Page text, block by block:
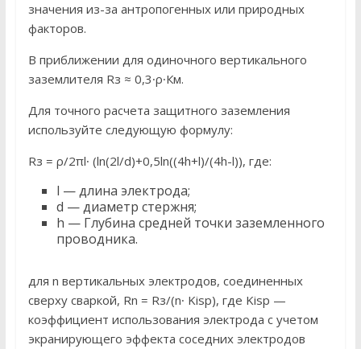
значения из-за антропогенных или природных
факторов.
В приближении для одиночного вертикального
заземлителя Rз ≈ 0,3∙ρ∙Км.
Для точного расчета защитного заземления
используйте следующую формулу:
Rз = ρ/2πl∙ (ln(2l/d)+0,5ln((4h+l)/(4h-l)), где:
l — длина электрода;
d — диаметр стержня;
h — Глубина средней точки заземленного
проводника.
для n вертикальных электродов, соединенных
сверху сваркой, Rn = Rз/(n∙ Kisp), где Kisp —
коэффициент использования электрода с учетом
экранирующего эффекта соседних электродов